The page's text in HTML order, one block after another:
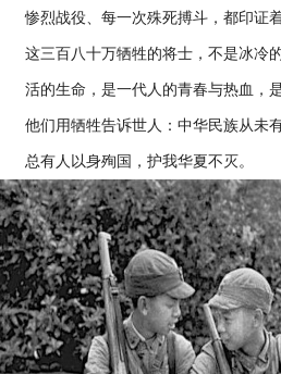
惨烈战役、每一次殊死搏斗，都印证
这三百八十万牺牲的将士，不是冰冷
活的生命，是一代人的青春与热血，
他们用牺牲告诉世人：中华民族从未
总有人以身殉国，护我华夏不灭。